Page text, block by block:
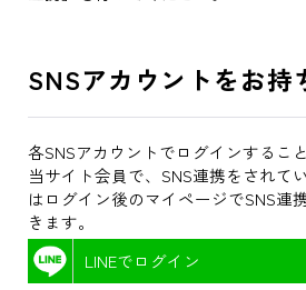
SNSアカウントをお持
各SNSアカウントでログインするこ
当サイト会員で、SNS連携をされて
はログイン後のマイページでSNS連
きます。
LINEでログイン